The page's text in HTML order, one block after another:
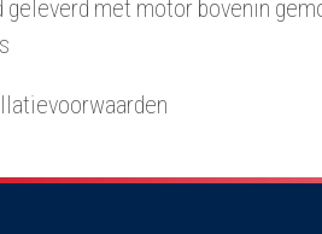
geleverd met motor bovenin